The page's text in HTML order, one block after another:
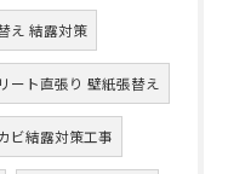
え 結露対策
ート直張り 壁紙張替え
ビ結露対策工事